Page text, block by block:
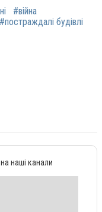
#війна
#постраждалі будівлі
наші канали